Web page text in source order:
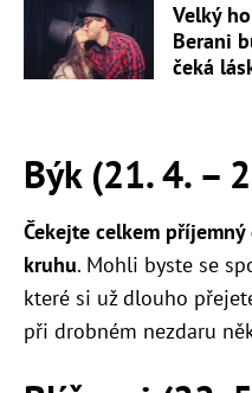
Velký
Berani
čeká
Býk (21. 4. –
Čekejte celkem
kruhu. Mohli byste se
které si už dlouho
při drobném nezdaru